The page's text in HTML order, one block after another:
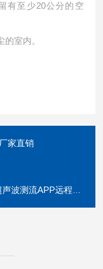
有至少20公分的空
室内。
家直销
测流APP远程监测